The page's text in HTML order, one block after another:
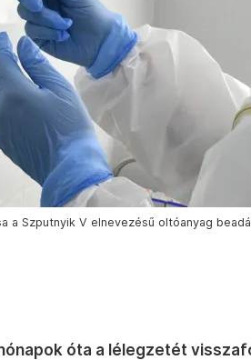
a Szputnyik V elnevezésű oltóanyag
óta a lélegzetét